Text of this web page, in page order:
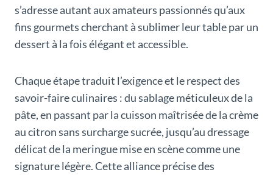
s’adresse autant aux amateurs passionnés qu’aux
fins gourmets cherchant à sublimer leur table par un
dessert à la fois élégant et accessible.
Chaque étape traduit l’exigence et le respect des
savoir-faire culinaires : du sablage méticuleux de la
pâte, en passant par la cuisson maîtrisée de la crème
au citron sans surcharge sucrée, jusqu’au dressage
délicat de la meringue mise en scène comme une
signature légère. Cette alliance précise des